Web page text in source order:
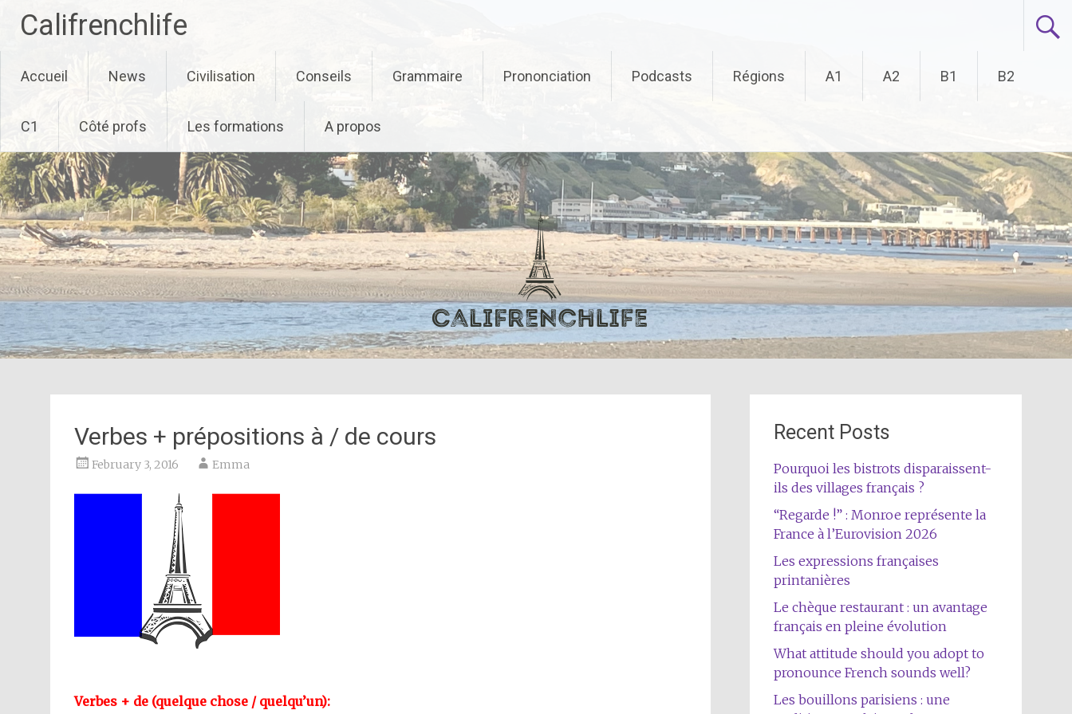
Califrenchlife
to
content
Accueil News Civilisation Conseils Grammaire Prononciation Podcasts Régions A1 A2 B1 B2
C1 Côté profs Les formations A propos
Verbes + prépositions à / de cours
February 3, 2016 Emma
Verbes + de (quelque chose / quelqu’un):
Recent Posts
Pourquoi les bistrots disparaissent-
ils des villages français ?
“Regarde !” : Monroe représente la
France à l’Eurovision 2026
Les expressions françaises
printanières
Le chèque restaurant : un avantage
français en pleine évolution
What attitude should you adopt to
pronounce French sounds well?
Les bouillons parisiens : une